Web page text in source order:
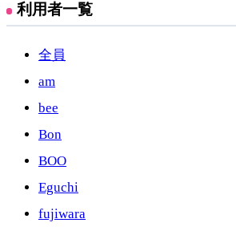
利用者一覧
全員
am
bee
Bon
BOO
Eguchi
fujiwara